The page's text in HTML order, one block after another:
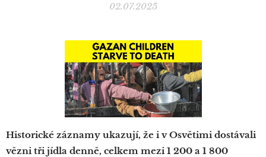
02.07.2025
Historické záznamy ukazují, že i v Osvětimi dostávali
vězni tři jídla denně, celkem mezi 1 200 a 1 800